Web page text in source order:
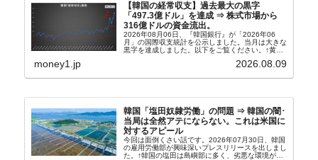
【韓国の経常収支】過去最大の黒字
「497.3億ドル」を達成 ⇒ 株式市場から
316億ドルの資金流出。
2026年08月06日、『韓国銀行』が「2026年06
月」の国際収支統計を公示しました。当月は大きな
黒字を達成しました。以下をご覧ください。↑黄色
の経常収支です。2026年06月貿易収支：4...
money1.jp 2026.08.09
韓国「塩田奴隷労働」の問題 ⇒ 韓国の闇･
当局は全然アテにならない。これは米国に
対するアピール
今回は面倒くさい話です。2026年07月30日、韓国
の雇用労働部が興味深いプレスリリースを出しまし
た。↑韓国の塩田は島嶼部に多く、劣悪な環境が一